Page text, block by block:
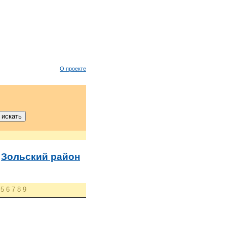
О проекте
Зольский район
5 6 7 8 9